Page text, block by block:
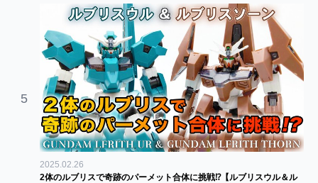
5
2025.02.26
2体のルブリスで奇跡のパーメット合体に挑戦⁉【ルブリスウル＆ル